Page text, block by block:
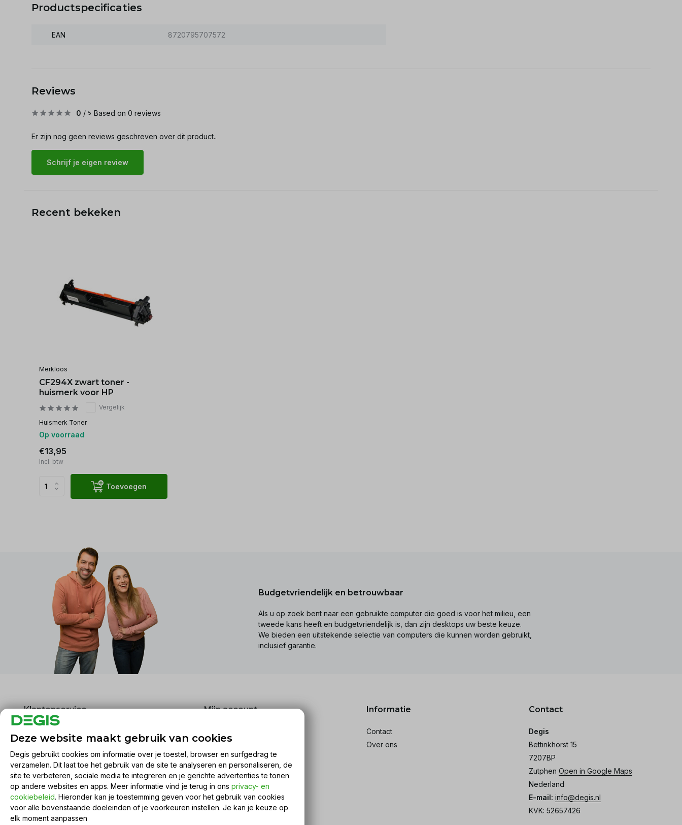
Productspecificaties
EAN 8720795707572
Reviews
0 / 5 Based on 0 reviews
Er zijn nog geen reviews geschreven over dit product..
Schrijf je eigen review
Recent bekeken
Merkloos
CF294X zwart toner -
huismerk voor HP
Vergelijk
Huismerk Toner
Op voorraad
€13,95
Incl. btw
Toevoegen
Budgetvriendelijk en betrouwbaar
Als u op zoek bent naar een gebruikte computer die goed is voor het milieu, een
tweede kans heeft en budgetvriendelijk is, dan zijn desktops uw beste keuze.
We bieden een uitstekende selectie van computers die kunnen worden gebruikt,
inclusief garantie.
Klantenservice
Algemene voorwaarden
Disclaimer
Privacy Policy
Betaalmethoden
Verzenden & retourneren
Sitemap
Mijn account
Mijn bestellingen
Mijn tickets
Mijn verlanglijst
Vergelijk producten
Informatie
Contact
Over ons
Contact
Degis
Bettinkhorst 15
7207BP
Zutphen Open in Google Maps
Nederland
E-mail: info@degis.nl
KVK: 52657426
Deze website maakt gebruik van cookies
Degis gebruikt cookies om informatie over je toestel, browser en surfgedrag te
verzamelen. Dit laat toe het gebruik van de site te analyseren en personaliseren, de
site te verbeteren, sociale media te integreren en je gerichte advertenties te tonen
op andere websites en apps. Meer informatie vind je terug in ons privacy- en
cookiebeleid. Hieronder kan je toestemming geven voor het gebruik van cookies
voor alle bovenstaande doeleinden of je voorkeuren instellen. Je kan je keuze op
elk moment aanpassen